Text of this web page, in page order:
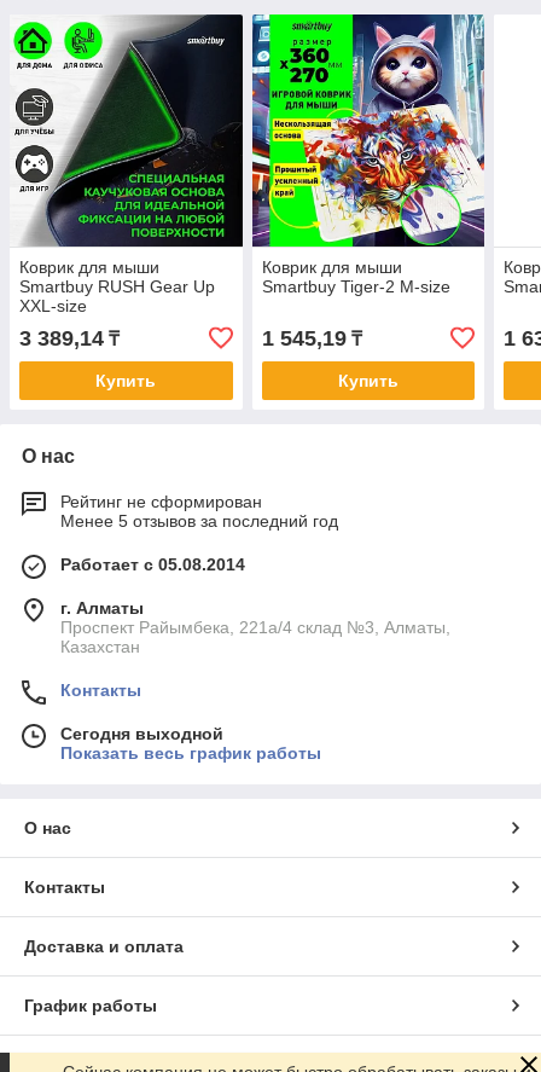
Коврик для мыши
Smartbuy RUSH Gear Up
XXL-size
3 389,14 ₸
Купить
Коврик для мыши
Smartbuy Tiger-2 M-size
1 545,19₸
Купить
1
О нас
Рейтинг не сформирован
Менее 5 отзывов за последний год
Работает с 05.08.2014
г. Алматы
Проспект Райымбека, 221а/4 склад №3, Алматы,
Казахстан
Контакты
Сегодня выходной
Показать весь график работы
О нас
Контакты
Доставка и оплата
График работы
Полная версия сайта